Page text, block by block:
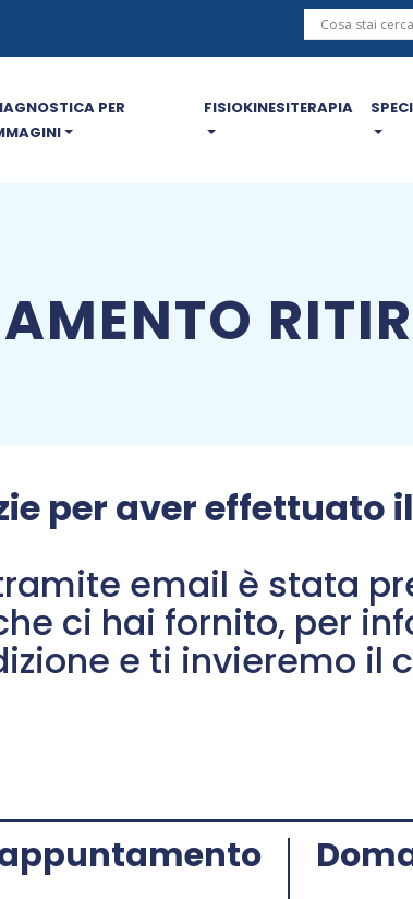
PER
FISIOKINESITERAPIA
per aver effettuato
email è stata
ci hai fornito, per
e ti invieremo il